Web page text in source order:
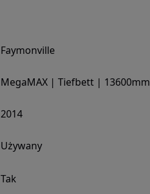
Faymonville
MegaMAX | Tiefbett | 13600mm
2014
Używany
Tak